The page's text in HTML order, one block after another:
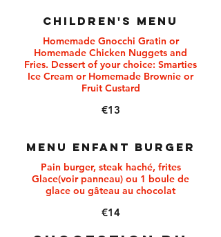
Children's Menu
Homemade Gnocchi Gratin or
Homemade Chicken Nuggets and
Fries. Dessert of your choice: Smarties
Ice Cream or Homemade Brownie or
Fruit Custard
€13
Menu Enfant Burger
Pain burger, steak haché, frites
Glace(voir panneau) ou 1 boule de
glace ou gâteau au chocolat
€14